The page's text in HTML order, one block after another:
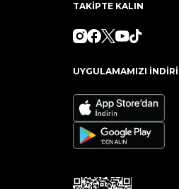
TAKİPTE KALIN
UYGULAMAMIZI